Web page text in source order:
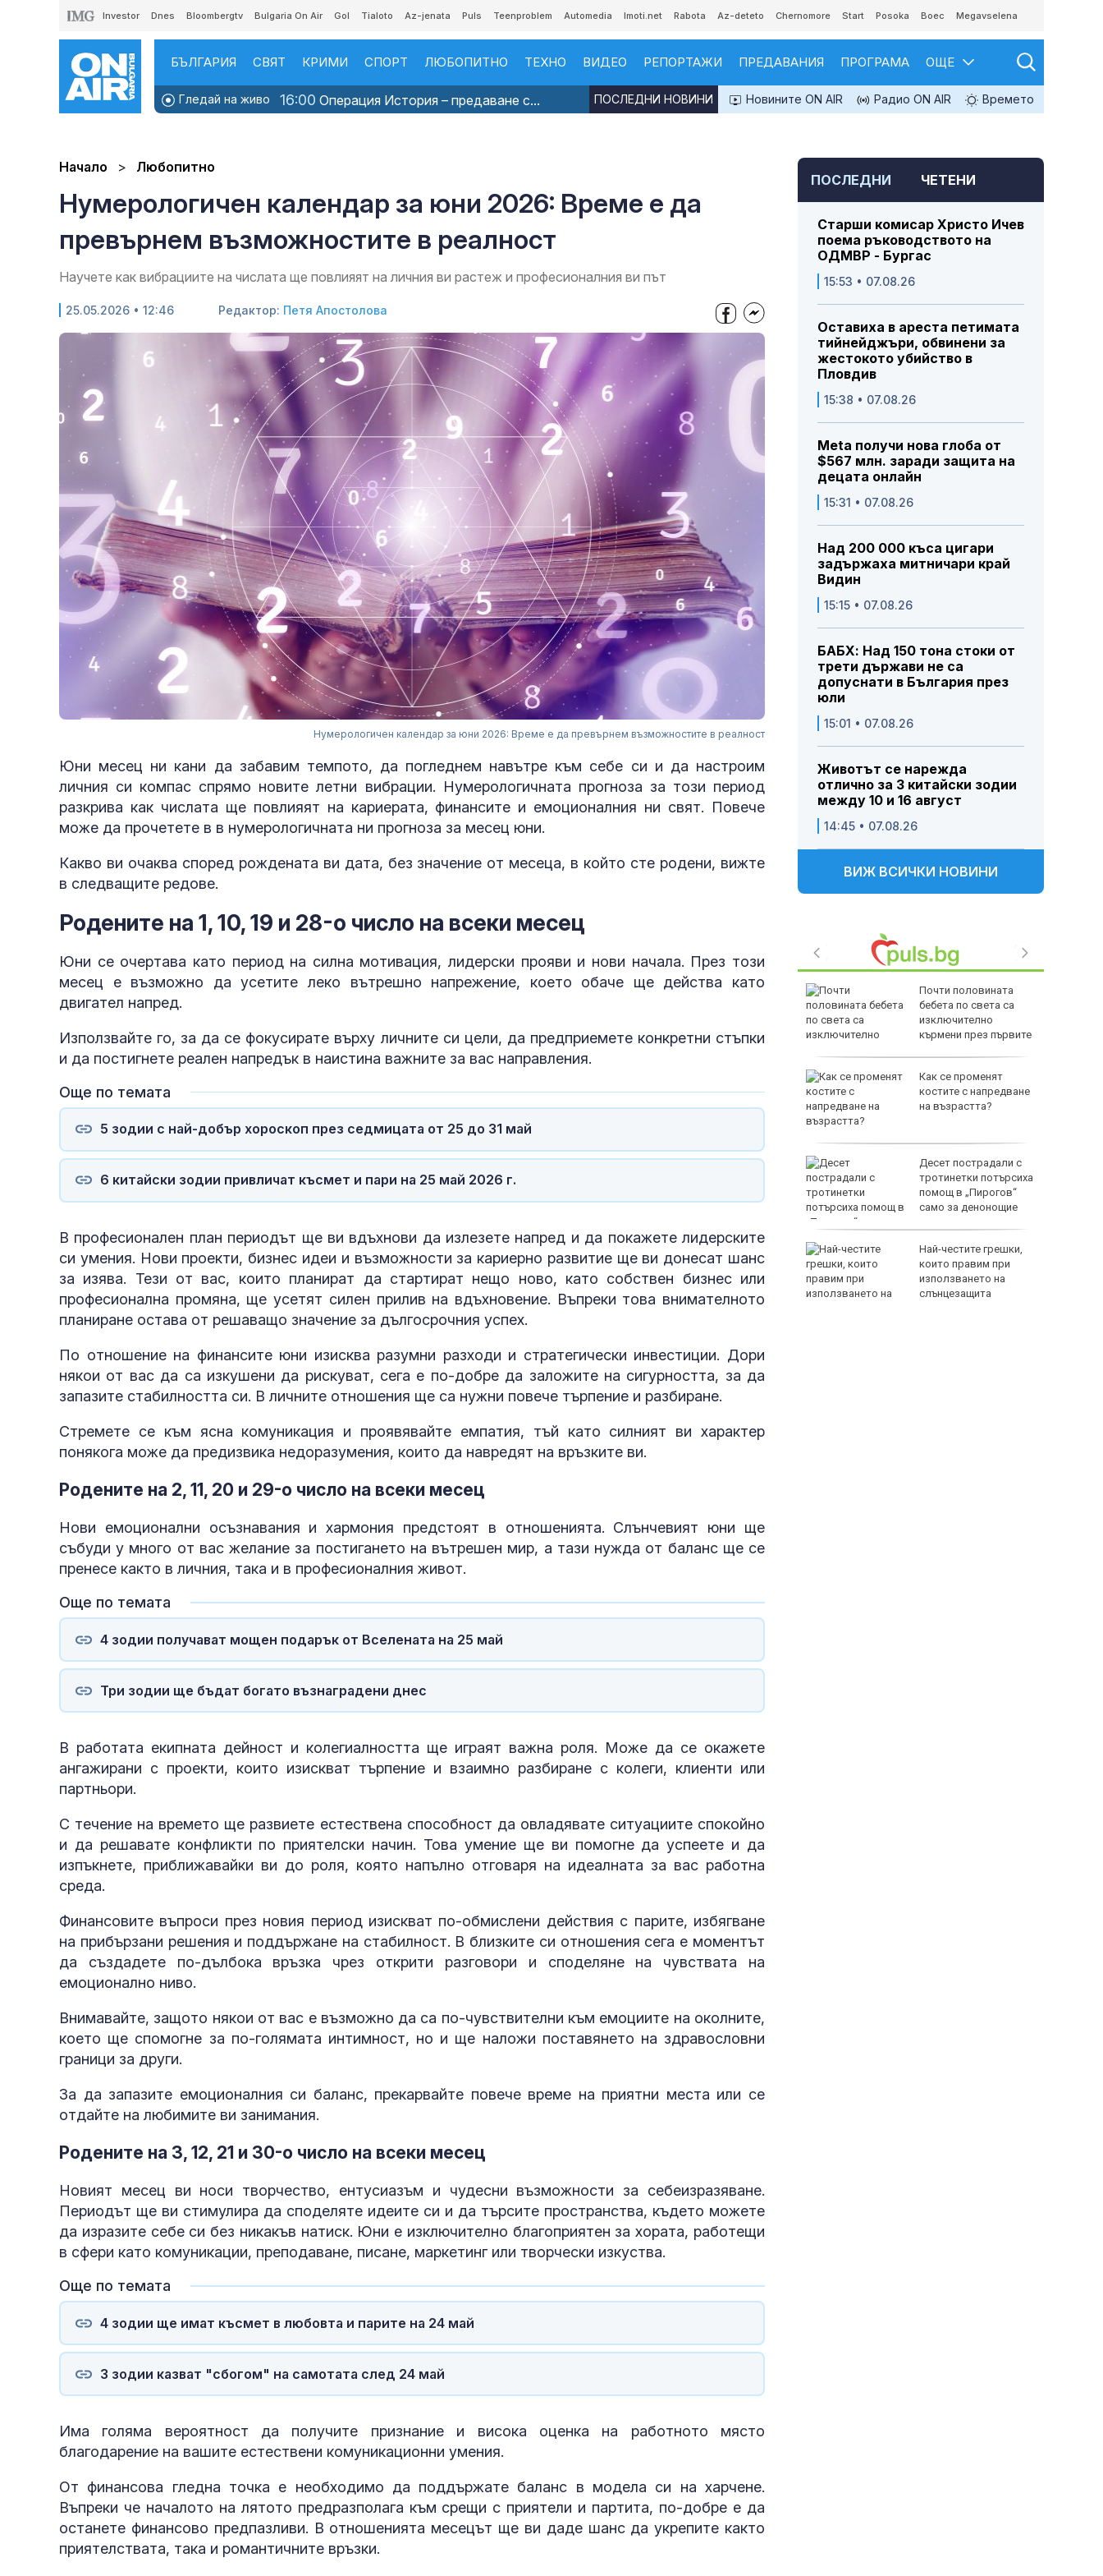
Investor Dnes Bloombergtv Bulgaria On Air Gol Tialoto Az-jenata Puls Teenproblem Automedia Imoti.net Rabota Az-deteto Chernomore Start Posoka Boec Megavselena
БЪЛГАРИЯ СВЯТ КРИМИ СПОРТ ЛЮБОПИТНО ТЕХНО ВИДЕО РЕПОРТАЖИ ПРЕДАВАНИЯ ПРОГРАМА ОЩЕ
Гледай на живо 16:00 Операция История – предаване с... Новините ON AIR Радио ON AIR Времето
ПОСЛЕДНИ НОВИНИ
Начало Любопитно
Нумерологичен календар за юни 2026: Време е да
превърнем възможностите в реалност
Научете как вибрациите на числата ще повлияят на личния ви растеж и професионалния ви път
25.05.2026 • 12:46 Редактор: Петя Апостолова
Нумерологичен календар за юни 2026: Време е да превърнем възможностите в реалност
Юни месец ни кани да забавим темпото, да погледнем навътре към себе си и да настроим
личния си компас спрямо новите летни вибрации. Нумерологичната прогноза за този период
разкрива как числата ще повлияят на кариерата, финансите и емоционалния ни свят. Повече
може да прочетете в в нумерологичната ни прогноза за месец юни.
Какво ви очаква според рождената ви дата, без значение от месеца, в който сте родени, вижте
в следващите редове.
Родените на 1, 10, 19 и 28-о число на всеки месец
Юни се очертава като период на силна мотивация, лидерски прояви и нови начала. През този
месец е възможно да усетите леко вътрешно напрежение, което обаче ще действа като
двигател напред.
Използвайте го, за да се фокусирате върху личните си цели, да предприемете конкретни стъпки
и да постигнете реален напредък в наистина важните за вас направления.
Още по темата
5 зодии с най-добър хороскоп през седмицата от 25 до 31 май
6 китайски зодии привличат късмет и пари на 25 май 2026 г.
В професионален план периодът ще ви вдъхнови да излезете напред и да покажете лидерските
си умения. Нови проекти, бизнес идеи и възможности за кариерно развитие ще ви донесат шанс
за изява. Тези от вас, които планират да стартират нещо ново, като собствен бизнес или
професионална промяна, ще усетят силен прилив на вдъхновение. Въпреки това внимателното
планиране остава от решаващо значение за дългосрочния успех.
По отношение на финансите юни изисква разумни разходи и стратегически инвестиции. Дори
някои от вас да са изкушени да рискуват, сега е по-добре да заложите на сигурността, за да
запазите стабилността си. В личните отношения ще са нужни повече търпение и разбиране.
Стремете се към ясна комуникация и проявявайте емпатия, тъй като силният ви характер
понякога може да предизвика недоразумения, които да навредят на връзките ви.
Родените на 2, 11, 20 и 29-о число на всеки месец
Нови емоционални осъзнавания и хармония предстоят в отношенията. Слънчевият юни ще
събуди у много от вас желание за постигането на вътрешен мир, а тази нужда от баланс ще се
пренесе както в личния, така и в професионалния живот.
Още по темата
4 зодии получават мощен подарък от Вселената на 25 май
Три зодии ще бъдат богато възнаградени днес
В работата екипната дейност и колегиалността ще играят важна роля. Може да се окажете
ангажирани с проекти, които изискват търпение и взаимно разбиране с колеги, клиенти или
партньори.
С течение на времето ще развиете естествена способност да овладявате ситуациите спокойно
и да решавате конфликти по приятелски начин. Това умение ще ви помогне да успеете и да
изпъкнете, приближавайки ви до роля, която напълно отговаря на идеалната за вас работна
среда.
Финансовите въпроси през новия период изискват по-обмислени действия с парите, избягване
на прибързани решения и поддържане на стабилност. В близките си отношения сега е моментът
да създадете по-дълбока връзка чрез открити разговори и споделяне на чувствата на
емоционално ниво.
Внимавайте, защото някои от вас е възможно да са по-чувствителни към емоциите на околните,
което ще спомогне за по-голямата интимност, но и ще наложи поставянето на здравословни
граници за други.
За да запазите емоционалния си баланс, прекарвайте повече време на приятни места или се
отдайте на любимите ви занимания.
Родените на 3, 12, 21 и 30-о число на всеки месец
Новият месец ви носи творчество, ентусиазъм и чудесни възможности за себеизразяване.
Периодът ще ви стимулира да споделяте идеите си и да търсите пространства, където можете
да изразите себе си без никакъв натиск. Юни е изключително благоприятен за хората, работещи
в сфери като комуникации, преподаване, писане, маркетинг или творчески изкуства.
Още по темата
4 зодии ще имат късмет в любовта и парите на 24 май
3 зодии казват "сбогом" на самотата след 24 май
Има голяма вероятност да получите признание и висока оценка на работното място
благодарение на вашите естествени комуникационни умения.
От финансова гледна точка е необходимо да поддържате баланс в модела си на харчене.
Въпреки че началото на лятото предразполага към срещи с приятели и партита, по-добре е да
останете финансово предпазливи. В отношенията месецът ще ви даде шанс да укрепите както
приятелствата, така и романтичните връзки.
ПОСЛЕДНИ ЧЕТЕНИ
Старши комисар Христо Ичев
поема ръководството на
ОДМВР - Бургас
15:53 • 07.08.26
Оставиха в ареста петимата
тийнейджъри, обвинени за
жестокото убийство в
Пловдив
15:38 • 07.08.26
Meta получи нова глоба от
$567 млн. заради защита на
децата онлайн
15:31 • 07.08.26
Над 200 000 къса цигари
задържаха митничари край
Видин
15:15 • 07.08.26
БАБХ: Над 150 тона стоки от
трети държави не са
допуснати в България през
юли
15:01 • 07.08.26
Животът се нарежда
отлично за 3 китайски зодии
между 10 и 16 август
14:45 • 07.08.26
ВИЖ ВСИЧКИ НОВИНИ
Издирват 58-
Оряховица
си на Марин льо Пен
за изборите във
Откриха огнище на
Сигналите ви: Лепенки
срещу мигранти и
проблеми на
"Златните мостове"
Почти половината
бебета по света са
изключително
кърмени през първите
Как се променят
костите с напредване
на възрастта?
Десет пострадали с
тротинетки потърсиха
помощ в „Пирогов“
само за денонощие
Най-честите грешки,
които правим при
използването на
слънцезащита